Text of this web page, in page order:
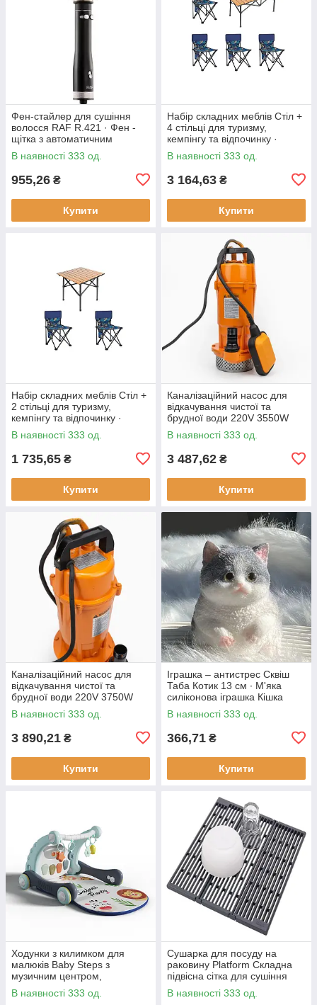
Фен-стайлер для сушіння
волосся RAF R.421 · Фен -
щітка з автоматичним
обертанням насадок, 1000 Вт
В наявності 333 од.
955,26 ₴
Купити
Набір складних меблів Стіл +
4 стільці для туризму,
кемпінгу та відпочинку ·
Металевий каркас
В наявності 333 од.
3 164,63 ₴
Купити
Набір складних меблів Стіл +
2 стільці для туризму,
кемпінгу та відпочинку ·
Металевий каркас
В наявності 333 од.
1 735,65 ₴
Купити
Каналізаційний насос для
відкачування чистої та
брудної води 220V 3550W
В наявності 333 од.
3 487,62 ₴
Купити
Каналізаційний насос для
відкачування чистої та
брудної води 220V 3750W
В наявності 333 од.
3 890,21 ₴
Купити
Іграшка – антистрес Сквіш
Таба Котик 13 см ∙ М'яка
силіконова іграшка Кішка
В наявності 333 од.
366,71 ₴
Купити
Ходунки з килимком для
малюків Baby Steps з
музичним центром,
бізабордом, піаніно та
Bluetooth підключенням +
В наявності 333 од.
Сушарка для посуду на
раковину Platform Складна
підвісна сітка для сушіння
В наявності 333 од.